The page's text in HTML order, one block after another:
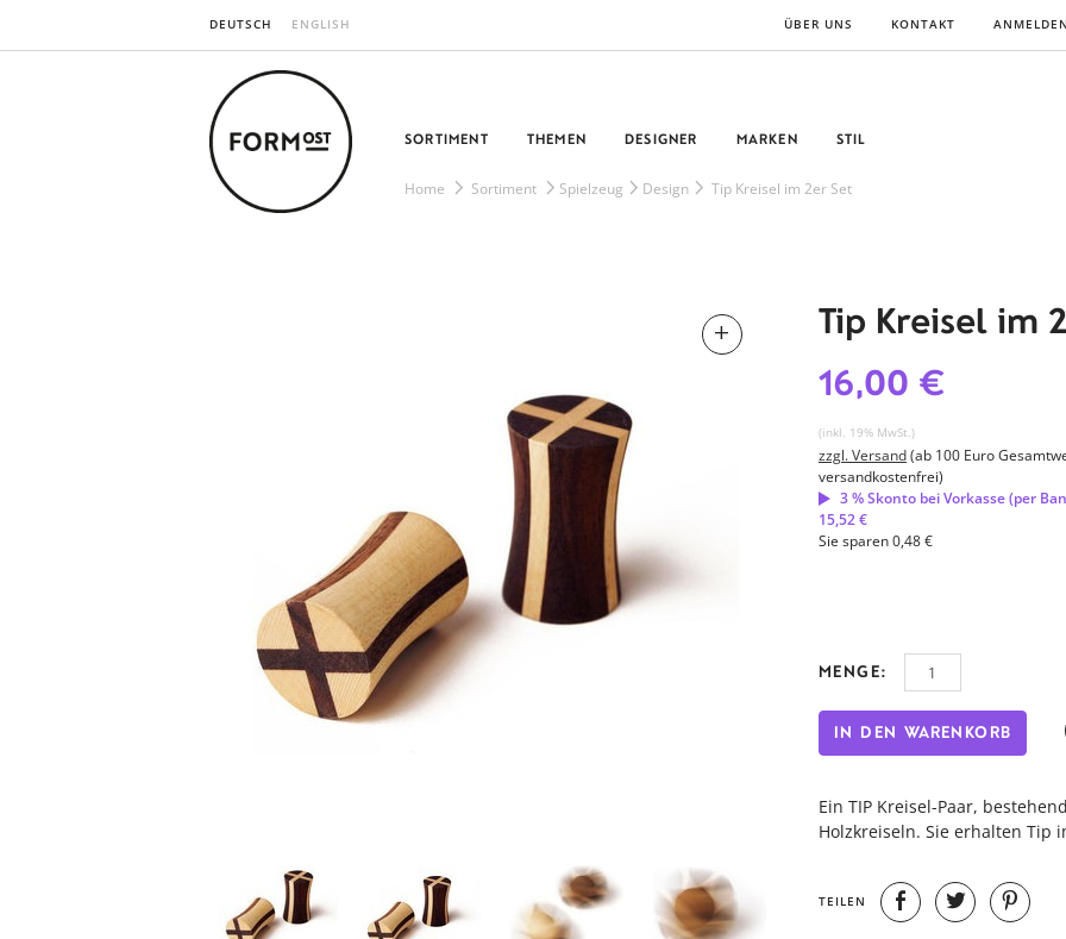
DEUTSCH ENGLISH ÜBER UNS KONTAKT ANMELDEN
SORTIMENT THEMEN DESIGNER MARKEN STIL
Home Sortiment Spielzeug Design Tip Kreisel im 2er Set
Tip Kreisel im
16,00 €
(inkl. 19% MwSt.)
zzgl. Versand(ab 100 Euro
versandkostenfrei)
3 % Skonto bei Vorkasse (per
15,52 €
Sie sparen 0,48 €
MENGE:
IN DEN WARENKORB
Ein TIP Kreisel-Paar,
Holzkreiseln. Sie erhalten Tip
TEILEN